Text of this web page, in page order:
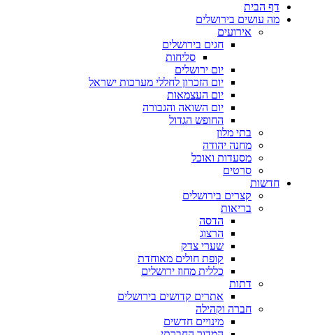
דף הבית
מה עושים בירושלים
אירועים
חגים בירושלים
סליחות
יום ירושלים
יום הזכרון לחללי מערכות ישראל
יום העצמאות
יום השואה והגבורה
החופש הגדול
בתי מלון
מחנה יהודה
מסעדות ואוכל
סרטים
חדשות
קצרים בירושלים
בריאות
הדסה
הרצוג
שערי צדק
קופת חולים מאוחדת
כללית מחוז ירושלים
דתות
אתרים קדושים בירושלים
חברה וקהילה
מינויים חדשים